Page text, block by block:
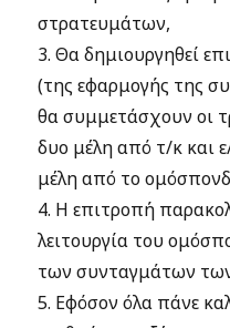
στρατευμάτων,
3. Θα δημιουργηθεί
(της εφαρμογής της
θα συμμετάσχουν οι
δυο μέλη από τ/κ και
μέλη από το
4. Η επιτροπή
λειτουργία του
των συνταγμάτων
5. Εφόσον όλα πάνε